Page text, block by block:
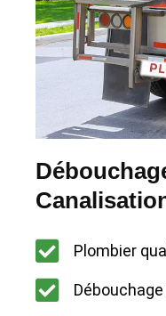
Plombier